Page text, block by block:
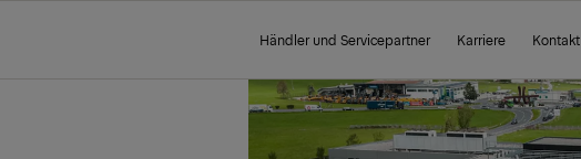
Händler und Servicepartner Karriere Kontakt